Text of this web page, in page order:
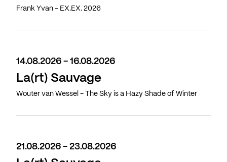
Frank Yvan - EX.EX. 2026
14.08.2026 - 16.08.2026
La(rt) Sauvage
Wouter van Wessel - The Sky is a Hazy Shade of Winter
21.08.2026 - 23.08.2026